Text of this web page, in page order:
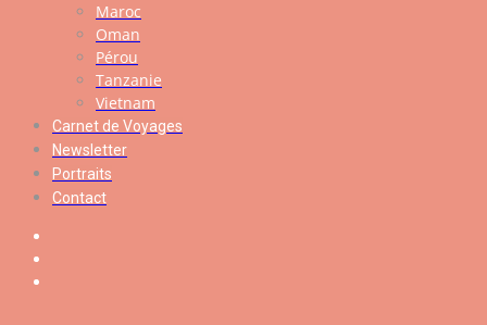
Maroc
Oman
Pérou
Tanzanie
Vietnam
Carnet de Voyages
Newsletter
Portraits
Contact